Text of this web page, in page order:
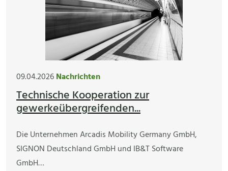
09.04.2026Nachrichten
Technische Kooperation zur
gewerkeübergreifenden...
Die Unternehmen Arcadis Mobility Germany GmbH,
SIGNON Deutschland GmbH und IB&T Software
GmbH…